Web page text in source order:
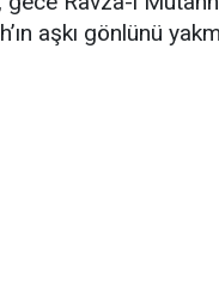
aşkı gönlünü